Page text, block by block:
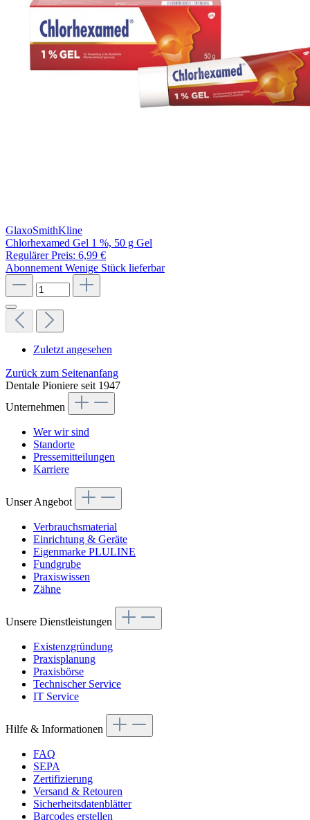
GlaxoSmithKline
Chlorhexamed Gel 1 %, 50 g Gel
Regulärer Preis: 6,99 €
Abonnement Wenige Stück lieferbar
Zuletzt angesehen
Zurück zum Seitenanfang
Dentale Pioniere seit 1947
Unternehmen
Wer wir sind
Standorte
Pressemitteilungen
Karriere
Unser Angebot
Verbrauchsmaterial
Einrichtung & Geräte
Eigenmarke PLULINE
Fundgrube
Praxiswissen
Zähne
Unsere Dienstleistungen
Existenzgründung
Praxisplanung
Praxisbörse
Technischer Service
IT Service
Hilfe & Informationen
FAQ
SEPA
Zertifizierung
Versand & Retouren
Sicherheitsdatenblätter
Barcodes erstellen